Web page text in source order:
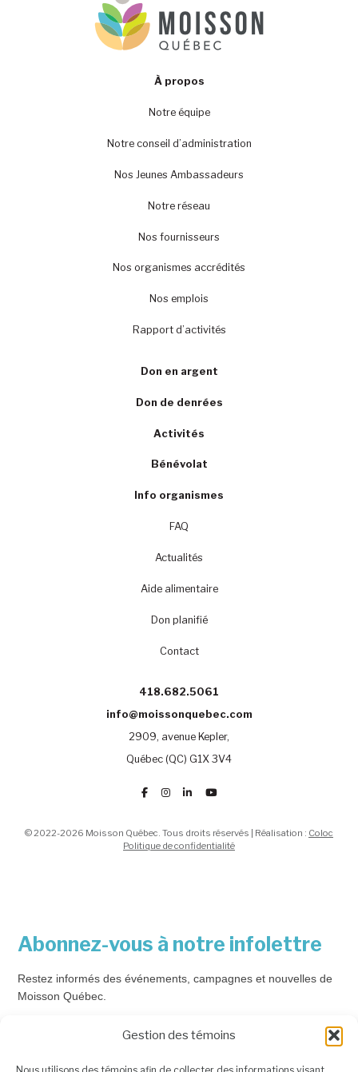
Gestion des témoins
À propos
Notre équipe
Notre conseil d’administration
Nos Jeunes Ambassadeurs
Notre réseau
Nos fournisseurs
Nos organismes accrédités
Nos emplois
Rapport d’activités
Don en argent
Don de denrées
Activités
Bénévolat
Info organismes
FAQ
Actualités
Aide alimentaire
Don planifié
Contact
418.682.5061
info@moissonquebec.com
2909, avenue Kepler,
Québec (QC) G1X 3V4
© 2022-2026 Moisson Québec. Tous droits réservés | Réalisation : Coloc
Politique de confidentialité
Abonnez-vous à notre infolettre
Restez informés des événements, campagnes et nouvelles de
Moisson Québec.